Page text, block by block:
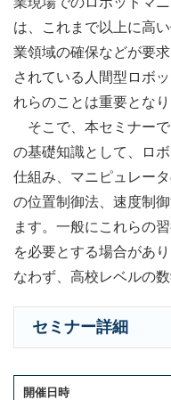
は、これまで以上に高
業領域の確保などが要
されている人間型ロボ
れらのことは重要となり
そこで、本セミナー
の基礎知識として、ロ
仕組み、マニピュレー
の位置制御法、速度制
ます。一般にこれらの
を必要とする場合があ
なわず、高校レベルの
セミナー詳細
開催日時